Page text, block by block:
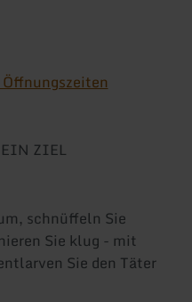
ZIEL
schnüffeln Sie
Sie klug - mit
Sie den Täter